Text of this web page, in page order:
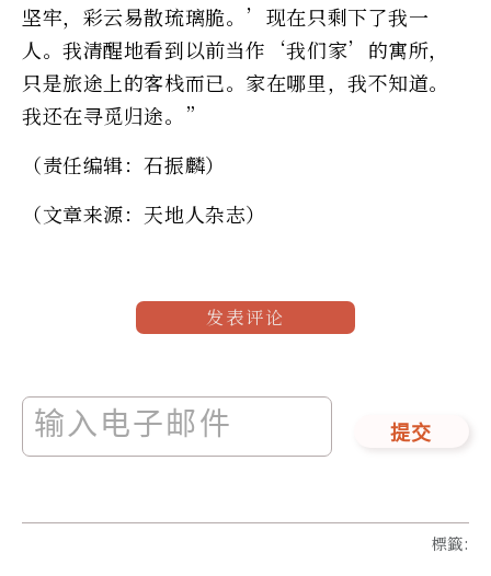
坚牢，彩云易散琉璃脆。’现在只剩下了我一
人。我清醒地看到以前当作‘我们家’的寓所，
只是旅途上的客栈而已。家在哪里，我不知道。
我还在寻觅归途。”
（责任编辑：石振麟）
（文章来源：天地人杂志）
发表评论
提交
標籤: